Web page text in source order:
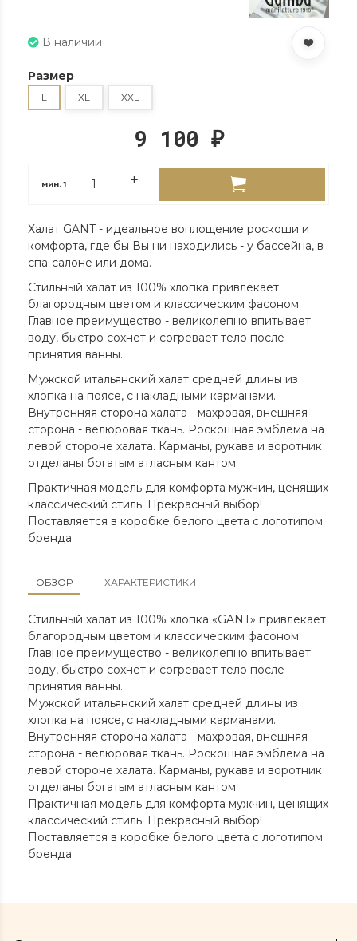
В наличии
Размер
L XL XXL
9 100 ₽
мин.1
Халат GANT - идеальное воплощение роскоши и
комфорта, где бы Вы ни находились - у бассейна, в
спа-салоне или дома.
Стильный халат из 100% хлопка привлекает
благородным цветом и классическим фасоном.
Главное преимущество - великолепно впитывает
воду, быстро сохнет и согревает тело после
принятия ванны.
Мужской итальянский халат средней длины из
хлопка на поясе, с накладными карманами.
Внутренняя сторона халата - махровая, внешняя
сторона - велюровая ткань. Роскошная эмблема на
левой стороне халата. Карманы, рукава и воротник
отделаны богатым атласным кантом.
Практичная модель для комфорта мужчин, ценящих
классический стиль. Прекрасный выбор!
Поставляется в коробке белого цвета с логотипом
бренда.
ОБЗОР ХАРАКТЕРИСТИКИ
Стильный халат из 100% хлопка «GANT» привлекает
благородным цветом и классическим фасоном.
Главное преимущество - великолепно впитывает
воду, быстро сохнет и согревает тело после
принятия ванны.
Мужской итальянский халат средней длины из
хлопка на поясе, с накладными карманами.
Внутренняя сторона халата - махровая, внешняя
сторона - велюровая ткань. Роскошная эмблема на
левой стороне халата. Карманы, рукава и воротник
отделаны богатым атласным кантом.
Практичная модель для комфорта мужчин, ценящих
классический стиль. Прекрасный выбор!
Поставляется в коробке белого цвета с логотипом
бренда.